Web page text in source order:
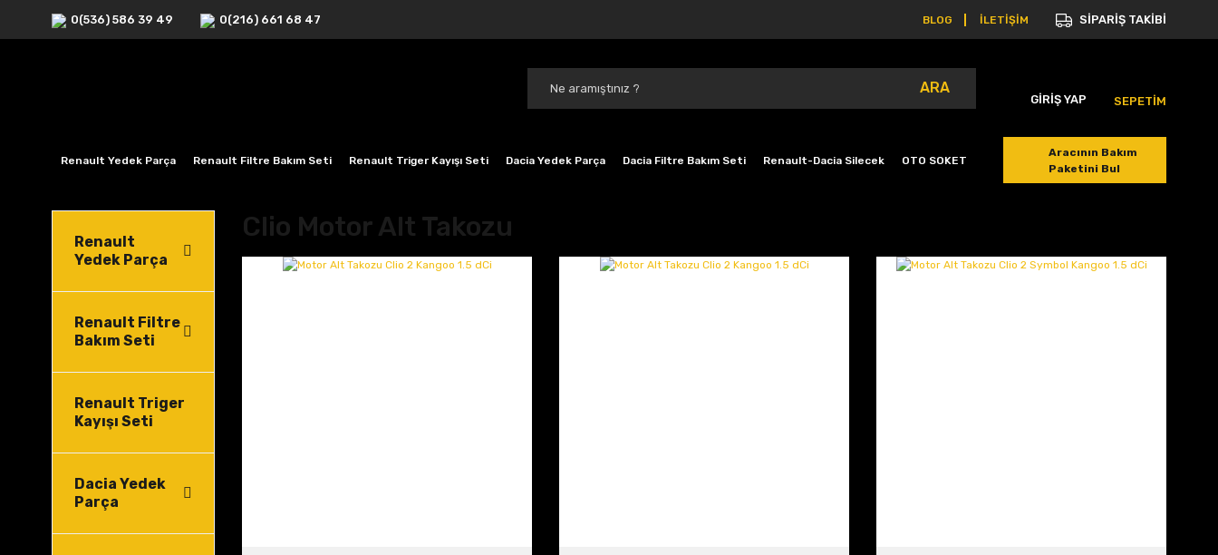
0(536) 586 39 49 0(216) 661 68 47 BLOG İLETİŞİM SİPARİŞ TAKİBİ
ARA
GİRİŞ YAP SEPETİM
Renault Yedek Parça Renault Filtre Bakım Seti Renault Triger Kayışı Seti Dacia Yedek Parça Dacia Filtre Bakım Seti Renault-Dacia Silecek OTO SOKET
Aracının Bakım
Paketini Bul
Renault
Yedek Parça
Renault Filtre
Bakım Seti
Renault Triger
Kayışı Seti
Dacia Yedek
Parça
Clio Motor Alt Takozu